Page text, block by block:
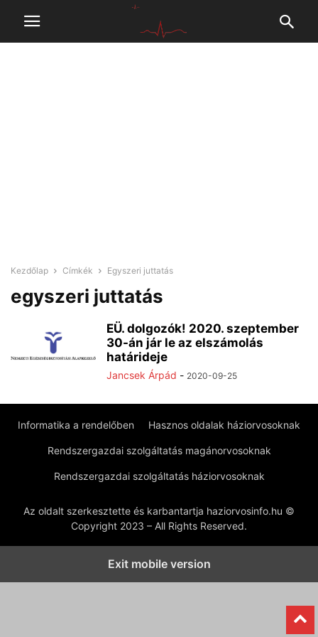
Kezdőlap Címkék Egyszeri juttatás
egyszeri juttatás
EÜ. dolgozók! 2020. szeptember
30-án jár le az elszámolás
határideje
Jancsek Árpád - 2020-09-25
Informatika a rendelőben Hasznos oldalak háziorvosoknak
Rendszergazdai szolgáltatás magánorvosoknak
Rendszergazdai szolgáltatás háziorvosoknak
Az oldalt szerkesztette és karbantartja haziorvosinfo.hu ©
Copyright 2023 – All Rights Reserved.
Exit mobile version